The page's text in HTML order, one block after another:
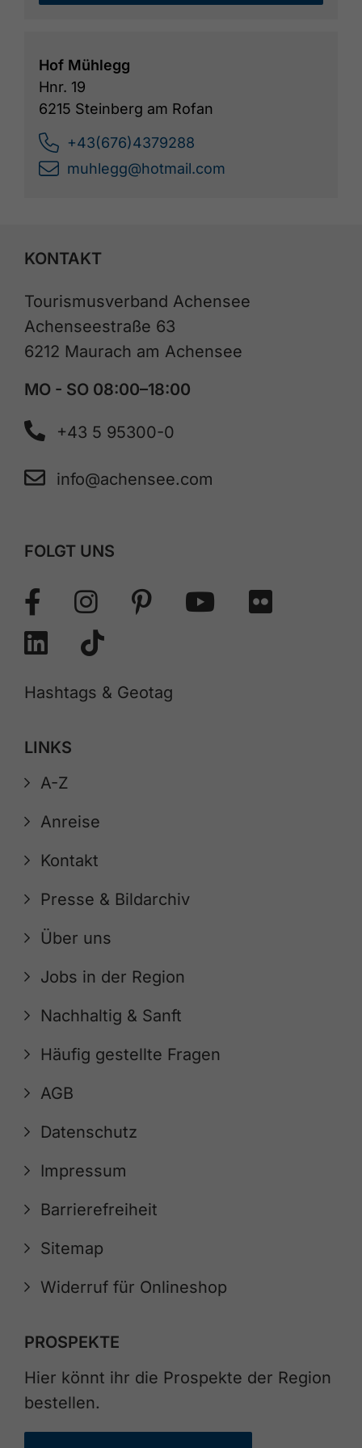
Hof Mühlegg
Hnr. 19
6215 Steinberg am Rofan
+43(676)4379288
muhlegg@hotmail.com
KONTAKT
Tourismusverband Achensee
Achenseestraße 63
6212 Maurach am Achensee
MO - SO 08:00–18:00
+43 5 95300-0
info@achensee.com
FOLGT UNS
Hashtags & Geotag
LINKS
A-Z
Anreise
Kontakt
Presse & Bildarchiv
Über uns
Jobs in der Region
Nachhaltig & Sanft
Häufig gestellte Fragen
AGB
Datenschutz
Impressum
Barrierefreiheit
Sitemap
Widerruf für Onlineshop
PROSPEKTE
Hier könnt ihr die Prospekte der Region
bestellen.